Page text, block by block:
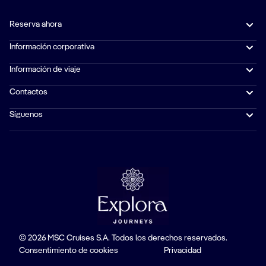
Reserva ahora
Información corporativa
Información de viaje
Contactos
Síguenos
© 2026 MSC Cruises S.A. Todos los derechos reservados.
Consentimiento de cookies
Privacidad